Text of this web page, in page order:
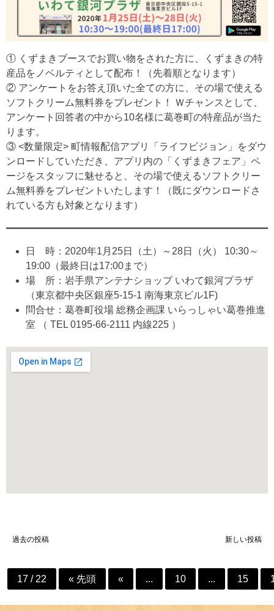
① くずまきブースでお買い物をされた方に、くずまきの特
産品をノベルティとして配布！（先着順となります）
② アンケートをお答え頂いた全ての方に、その場で使える
ソフトクリーム無料券をプレゼント！ Ｗチャンスとして、
アンケート回答者の中から10名様に葛巻町の特産品が当た
ります。
③ <数量限定> 町情報配信アプリ「ライフビジョン」をダウ
ンロードしていただき、アプリ内の「くずまきフェア」ペ
ージをスタッフに魅せると、その場で使えるソフトクリー
ム無料券をプレゼントいたします！（既にダウンロードさ
れている方も対象となります）
日 時：2020年1月25日（土）～28日（火） 10:30～
19:00（最終日は17:00まで）
場 所：岩手県アンテナショップ いわて銀河プラザ
（東京都中央区銀座5-15-1 南海東京ビル1F)
問合せ：葛巻町役場 総務企画課 いらっしゃい葛巻推進
室 （ TEL 0195-66-2111 内線225 ）
投
ナ
ビ
過去の投稿 新しい投稿
17 / 22 « 先頭 « ... 10 ... 15